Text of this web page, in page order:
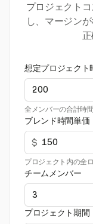
プロジェクト
し、マージン
想定プロジェクト
全メンバーの合計時間
ブレンド時間単価
$
プロジェクト内の全
チームメンバー
プロジェクト期間